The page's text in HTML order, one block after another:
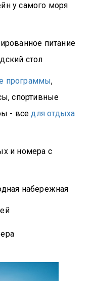
у самого моря
питание
стол
программы,
спортивные
- вседля отдыха
и номера с
набережная